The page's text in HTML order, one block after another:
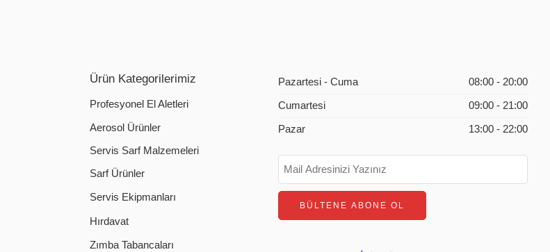
Ürün Kategorilerimiz
Profesyonel El Aletleri
Aerosol Ürünler
Servis Sarf Malzemeleri
Sarf Ürünler
Servis Ekipmanları
Hırdavat
Zımba Tabancaları
Pazartesi - Cuma 08:00 - 20:00
Cumartesi 09:00 - 21:00
Pazar 13:00 - 22:00